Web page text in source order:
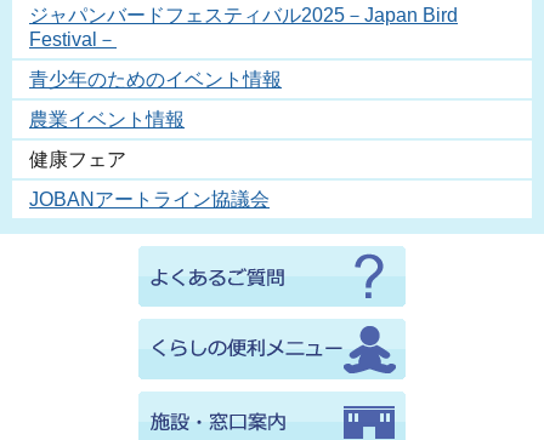
ジャパンバードフェスティバル2025－Japan Bird
Festival－
青少年のためのイベント情報
農業イベント情報
健康フェア
JOBANアートライン協議会